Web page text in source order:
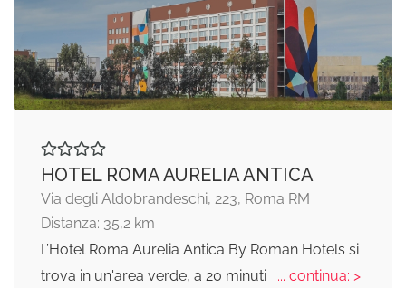
HOTEL ROMA AURELIA ANTICA
Via degli Aldobrandeschi, 223, Roma RM
Distanza: 35,2 km
L’Hotel Roma Aurelia Antica By Roman Hotels si
trova in un'area verde, a 20 minuti
... continua: >